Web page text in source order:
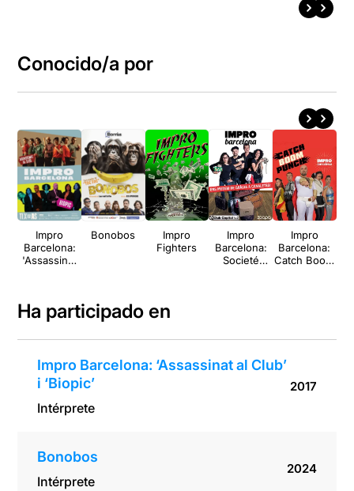
Conocido/a por
Impro
Barcelona:
'Assassinat
Bonobos
Impro
Fighters
Impro
Barcelona:
Societé
Impro
Barcelona:
Catch Boom
Ha participado en
Impro Barcelona: ‘Assassinat al Club’
i ‘Biopic’
Intérprete
2017
Bonobos
Intérprete
2024